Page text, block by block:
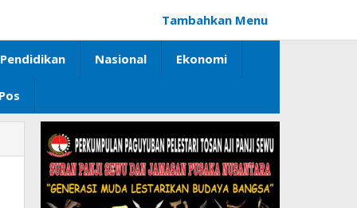
Tambahkan Menu
Pendidikan Nasional Ekonomi